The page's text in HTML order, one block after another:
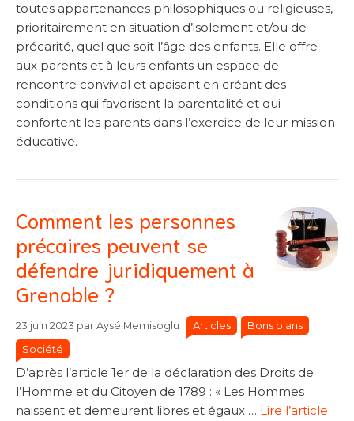
toutes appartenances philosophiques ou religieuses,
prioritairement en situation d’isolement et/ou de
précarité, quel que soit l’âge des enfants. Elle offre
aux parents et à leurs enfants un espace de
rencontre convivial et apaisant en créant des
conditions qui favorisent la parentalité et qui
confortent les parents dans l’exercice de leur mission
éducative.
Comment les personnes
précaires peuvent se
défendre juridiquement à
Grenoble ?
23 juin 2023 par Aysé Memisoglu Catégories
Catégories
Articles
Bons plans
Société
D’après l’article 1er de la déclaration des Droits de
l’Homme et du Citoyen de 1789 : « Les Hommes
naissent et demeurent libres et égaux … Lire l’article